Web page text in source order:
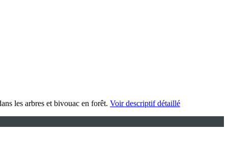
les arbres et bivouac en forêt. Voir descriptif détaillé